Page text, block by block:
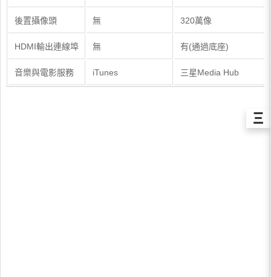
後置攝像頭 無 320萬像
HDMI輸出連線埠 無 有(通過底座)
音樂與電影服務 iTunes 三星Media Hub
Ξ